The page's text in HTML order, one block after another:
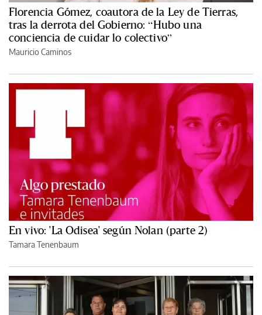
Florencia Gómez, coautora de la Ley de Tierras,
tras la derrota del Gobierno: “Hubo una
conciencia de cuidar lo colectivo”
Mauricio Caminos
En vivo: 'La Odisea' según Nolan (parte 2)
Tamara Tenenbaum